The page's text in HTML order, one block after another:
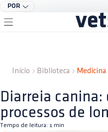
POR
Início Biblioteca
Diarreia canina:
processos de
Tempo de leitura: 1 min